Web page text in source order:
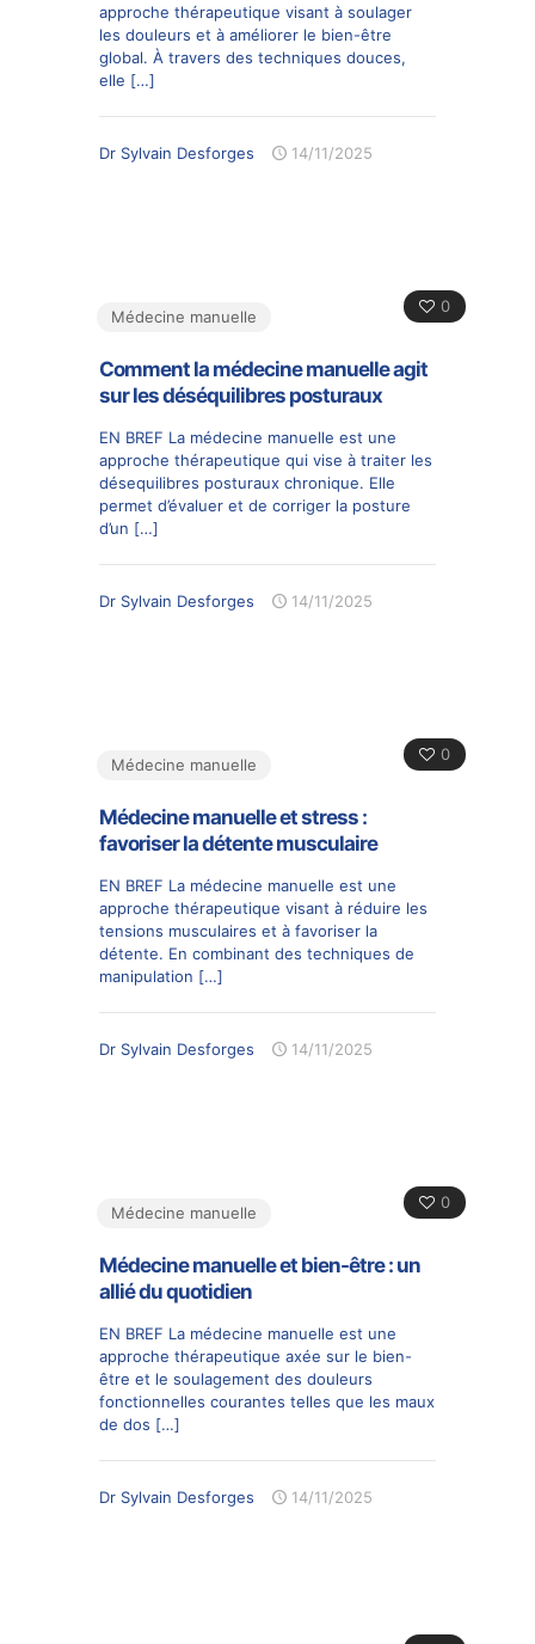
approche thérapeutique visant à soulager
les douleurs et à améliorer le bien-être
global. À travers des techniques douces,
elle […]
Dr Sylvain Desforges 14/11/2025
0
Médecine manuelle
Comment la médecine manuelle agit
sur les déséquilibres posturaux
EN BREF La médecine manuelle est une
approche thérapeutique qui vise à traiter les
désequilibres posturaux chronique. Elle
permet d’évaluer et de corriger la posture
d’un […]
Dr Sylvain Desforges 14/11/2025
0
Médecine manuelle
Médecine manuelle et stress :
favoriser la détente musculaire
EN BREF La médecine manuelle est une
approche thérapeutique visant à réduire les
tensions musculaires et à favoriser la
détente. En combinant des techniques de
manipulation […]
Dr Sylvain Desforges 14/11/2025
0
Médecine manuelle
Médecine manuelle et bien-être : un
allié du quotidien
EN BREF La médecine manuelle est une
approche thérapeutique axée sur le bien-
être et le soulagement des douleurs
fonctionnelles courantes telles que les maux
de dos […]
Dr Sylvain Desforges 14/11/2025